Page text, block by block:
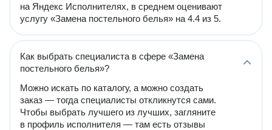
на Яндекс Исполнителях, в среднем оценивают
услугу «Замена постельного белья» на 4.4 из 5.
Как выбрать специалиста в сфере «Замена
постельного белья»?
Можно искать по каталогу, а можно создать
заказ — тогда специалисты откликнутся сами.
Чтобы выбрать лучшего из лучших, загляните
в профиль исполнителя — там есть отзывы